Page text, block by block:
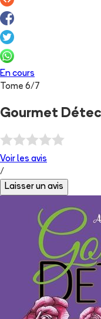
En cours
Tome 6/ 7
Gourmet
Voir les avis
/
Laisser un avis